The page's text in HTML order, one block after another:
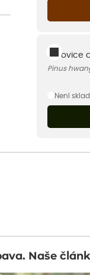
Borovice
Pinus
Není
Naše